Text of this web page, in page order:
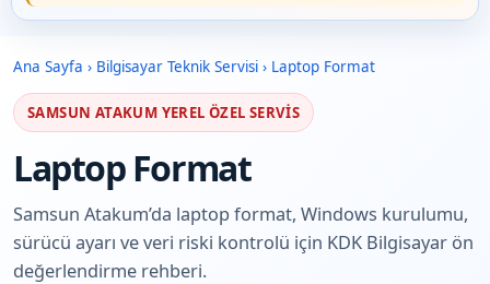
Ana Sayfa › Bilgisayar Teknik Servisi › Laptop Format
SAMSUN ATAKUM YEREL ÖZEL SERVIS
Laptop Format
Samsun Atakum’da laptop format, Windows kurulumu,
sürücü ayarı ve veri riski kontrolü için KDK Bilgisayar ön
değerlendirme rehberi.